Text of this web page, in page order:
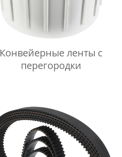
Конвейерные ленты с
перегородки